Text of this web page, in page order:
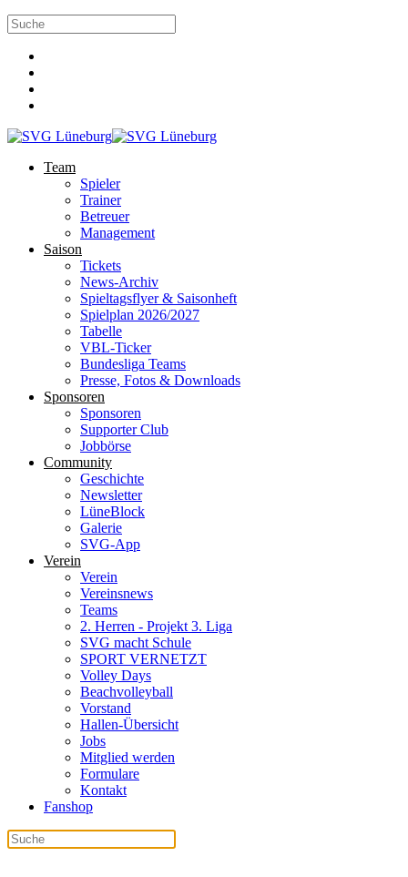
Team
Spieler
Trainer
Betreuer
Management
Saison
Tickets
News-Archiv
Spieltagsflyer & Saisonheft
Spielplan 2026/2027
Tabelle
VBL-Ticker
Bundesliga Teams
Presse, Fotos & Downloads
Sponsoren
Sponsoren
Supporter Club
Jobbörse
Community
Geschichte
Newsletter
LüneBlock
Galerie
SVG-App
Verein
Verein
Vereinsnews
Teams
2. Herren - Projekt 3. Liga
SVG macht Schule
SPORT VERNETZT
Volley Days
Beachvolleyball
Vorstand
Hallen-Übersicht
Jobs
Mitglied werden
Formulare
Kontakt
Fanshop